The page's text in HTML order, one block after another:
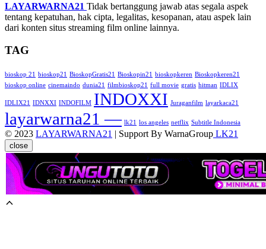
LAYARWARNA21 Tidak bertanggung jawab atas segala aspek
tentang kepatuhan, hak cipta, legalitas, kesopanan, atau aspek lain
dari konten situs streaming film online lainnya.
TAG
bioskop 21 bioskop21 BioskopGratis21 Bioskopin21 bioskopkeren Bioskopkeren21
bioskop online cinemaindo dunia21 filmbioskop21 full movie gratis hitman IDLIX
IDLIX21 IDNXXI INDOFILM INDOXXI Juraganfilm layarkaca21
layarwarna21 — lk21 los angeles netflix Subtitle Indonesia
© 2023 LAYARWARNA21 | Support By WarnaGroup LK21
close